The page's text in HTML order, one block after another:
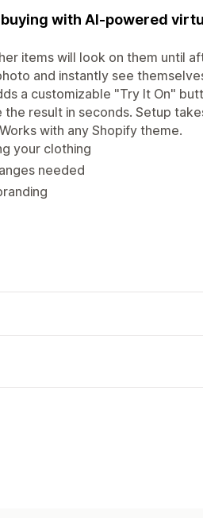
with AI-powered
items will look on them until
and instantly see
a customizable "Try It On"
result in seconds. Setup
with any Shopify theme.
your clothing
needed